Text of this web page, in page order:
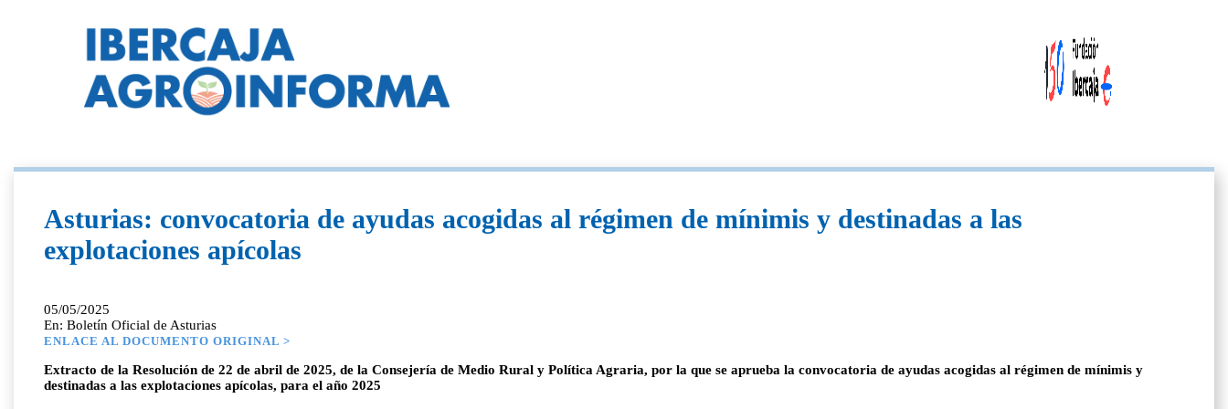
Asturias: convocatoria de ayudas acogidas al régimen de mínimis y destinadas a las
explotaciones apícolas
05/05/2025
En: Boletín Oficial de Asturias
ENLACE AL DOCUMENTO ORIGINAL >
Extracto de la Resolución de 22 de abril de 2025, de la Consejería de Medio Rural y Política Agraria, por la que se aprueba la convocatoria de ayudas acogidas al régimen de mínimis y
destinadas a las explotaciones apícolas, para el año 2025